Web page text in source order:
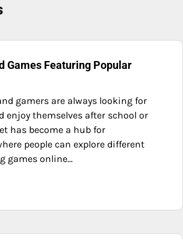
Games Featuring Popular
gamers are always looking for
enjoy themselves after school or
has become a hub for
people can explore different
games online…